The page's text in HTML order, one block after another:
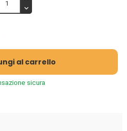
al carrello
sicura